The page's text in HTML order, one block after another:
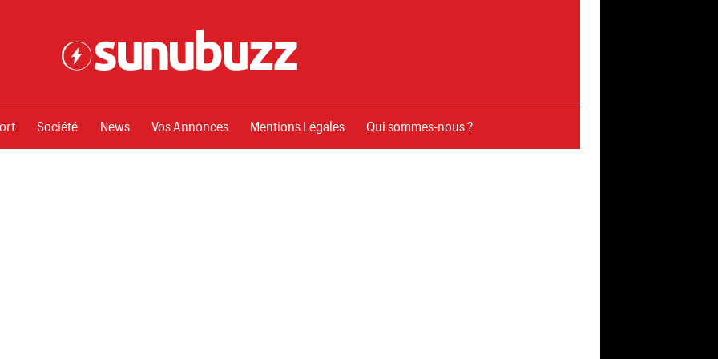
Société News Vos Annonces Mentions Légales Qui sommes-nous ?